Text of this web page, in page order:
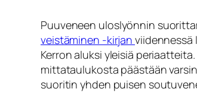
Puuveneen uloslyönnin
veistäminen -kirjan viidennessä
Kerron aluksi yleisiä
mittataulukosta päästään
suoritin yhden puisen